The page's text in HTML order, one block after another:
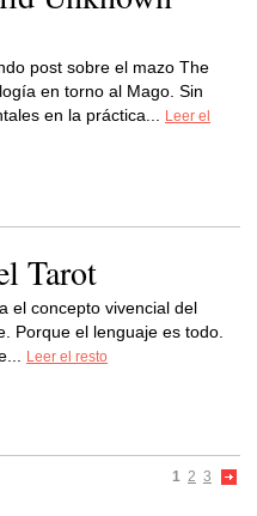
post sobre el mazo The
en torno al Mago. Sin
en la práctica...
Leer el
Tarot
el concepto vivencial del
Porque el lenguaje es todo.
Leer el resto
1 2 3